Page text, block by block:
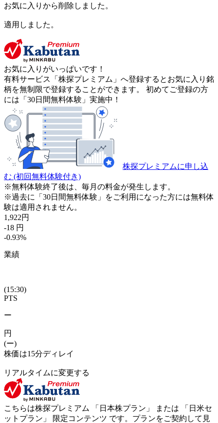
お気に入りから削除しました。
適用しました。
お気に入りがいっぱいです！
有料サービス「株探プレミアム」へ登録するとお気に入り銘
柄を無制限で登録することができます。 初めてご登録の方
には「30日間無料体験」実施中！
株探プレミアムに申し込
む (初回無料体験付き)
※無料体験終了後は、毎月の料金が発生します。
※過去に「30日間無料体験」をご利用になった方には無料体
験は適用されません。
1,922円
-18 円
-0.93%
業績
(15:30)
PTS
ー
円
(ー)
株価は15分ディレイ
リアルタイムに変更する
こちらは株探プレミアム 「 日本株プラン 」 または 「 日米セ
ットプラン 」 限定コンテンツ です。プランをご契約して見